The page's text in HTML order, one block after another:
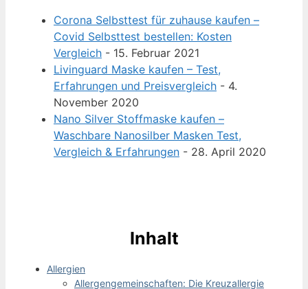
Corona Selbsttest für zuhause kaufen –
Covid Selbsttest bestellen: Kosten
Vergleich - 15. Februar 2021
Livinguard Maske kaufen – Test,
Erfahrungen und Preisvergleich - 4.
November 2020
Nano Silver Stoffmaske kaufen –
Waschbare Nanosilber Masken Test,
Vergleich & Erfahrungen - 28. April 2020
Inhalt
Allergien
Allergengemeinschaften: Die Kreuzallergie